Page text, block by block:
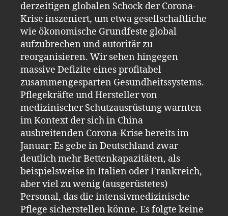
derzeitigen globalen Schock der Corona-
Krise inszeniert, um etwa gesellschaftliche
wie ökonomische Grundfeste global
aufzubrechen und autoritär zu
reorganisieren. Wir sehen hingegen
massive Defizite eines profitabel
zusammengesparten Gesundheitssystems.
Pflegekräfte und Hersteller von
medizinischer Schutzausrüstung warnten
im Kontext der sich in China
ausbreitenden Corona-Krise bereits im
Januar: Es gebe in Deutschland zwar
deutlich mehr Bettenkapazitäten, als
beispielsweise in Italien oder Frankreich,
aber viel zu wenig (ausgerüstetes)
Personal, das die intensivmedizinische
Pflege sicherstellen könne. Es folgte keine